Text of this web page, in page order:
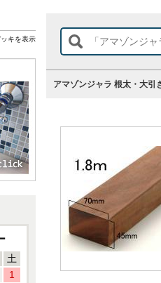
キを表示
土
1
アマゾンジャラ 根太・大引